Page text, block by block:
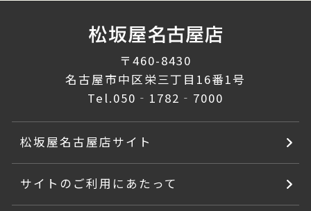
〒460-8430
名古屋市中区栄三丁目16番1号
Tel.050‐1782‐7000
松坂屋名古屋店サイト
サイトのご利用にあたって